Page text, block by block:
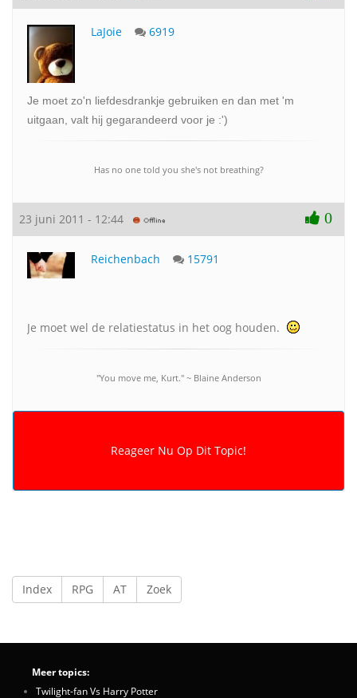
LaJoie 6919
Je moet zo'n liefdesdrankje gebruiken en dan met 'm
uitgaan, valt hij gegarandeerd voor je :')
Has no one told you she's not breathing?
23 juni 2011 - 12:44 0
Reichenbach 15791
Je moet wel de relatiestatus in het oog houden.
"You move me, Kurt." ~ Blaine Anderson
Index RPG AT Zoek
Meer topics:
Twilight-fan Vs Harry Potter